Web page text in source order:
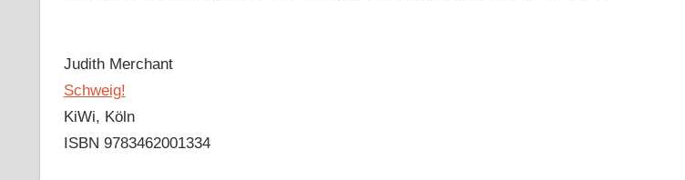
Judith Merchant
Schweig!
KiWi, Köln
ISBN 9783462001334